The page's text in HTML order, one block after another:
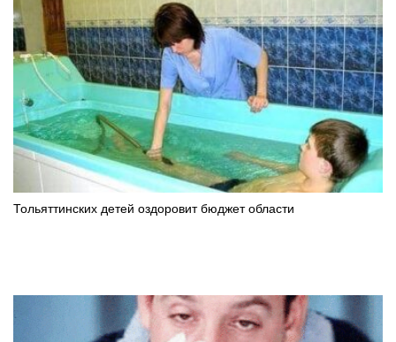
Тольяттинских детей оздоровит бюджет области